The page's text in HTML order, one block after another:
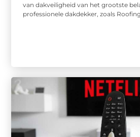
van dakveiligheid van het grootste
professionele dakdekker, zoals